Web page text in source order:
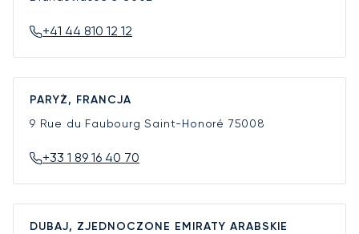
+41 44 810 12 12
PARYŻ, FRANCJA
9 Rue du Faubourg Saint-Honoré 75008
+33 1 89 16 40 70
DUBAJ, ZJEDNOCZONE EMIRATY ARABSKIE